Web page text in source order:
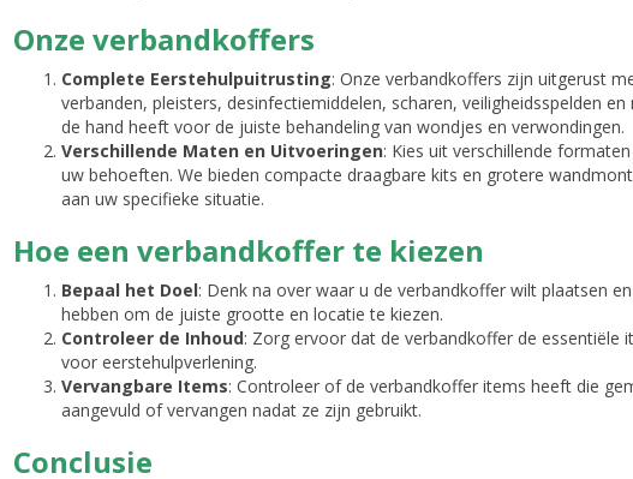
Onze verbandkoffers
Complete Eerstehulpuitrusting: Onze verbandkoffers zijn uitgerust
verbanden, pleisters, desinfectiemiddelen, scharen, veiligheidsspelden
de hand heeft voor de juiste behandeling van wondjes en verwondingen.
Verschillende Maten en Uitvoeringen: Kies uit verschillende
uw behoeften. We bieden compacte draagbare kits en grotere
aan uw specifieke situatie.
Hoe een verbandkoffer te kiezen
Bepaal het Doel: Denk na over waar u de verbandkoffer wilt plaatsen
hebben om de juiste grootte en locatie te kiezen.
Controleer de Inhoud: Zorg ervoor dat de verbandkoffer de essentiële
voor eerstehulpverlening.
Vervangbare Items: Controleer of de verbandkoffer items heeft die
aangevuld of vervangen nadat ze zijn gebruikt.
Conclusie